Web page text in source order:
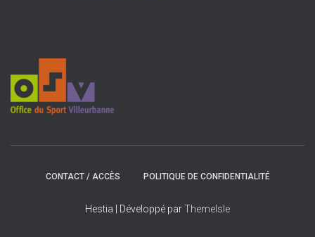
CONTACT / ACCÈS POLITIQUE DE CONFIDENTIALITÉ
Hestia | Développé parThemeIsle